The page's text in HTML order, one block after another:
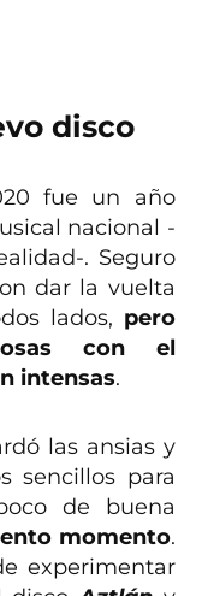
disco
fue un año
nacional -
. Seguro
dar la vuelta
lados, pero
con el
intensas.
las ansias y
sencillos para
de buena
momento.
experimentar